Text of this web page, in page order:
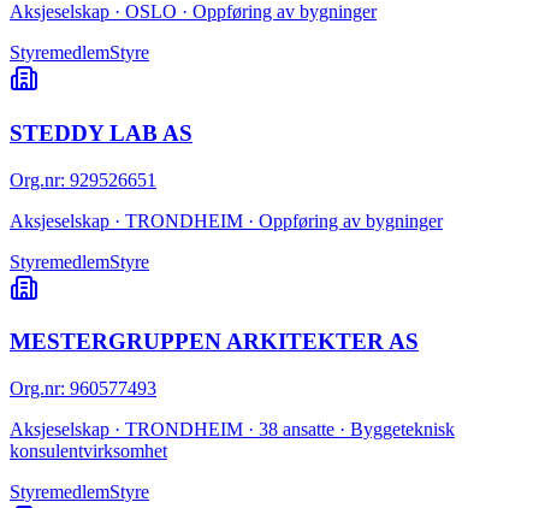
Aksjeselskap · OSLO · Oppføring av bygninger
StyremedlemStyre
STEDDY LAB AS
Org.nr: 929526651
Aksjeselskap · TRONDHEIM · Oppføring av bygninger
StyremedlemStyre
MESTERGRUPPEN ARKITEKTER AS
Org.nr: 960577493
Aksjeselskap · TRONDHEIM · 38 ansatte · Byggeteknisk
konsulentvirksomhet
StyremedlemStyre